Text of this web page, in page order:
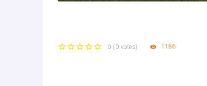
0 ( 0 votes) 1186